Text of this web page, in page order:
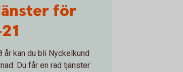
för
år kan du bli Nyckelkund
Du får en rad tjänster